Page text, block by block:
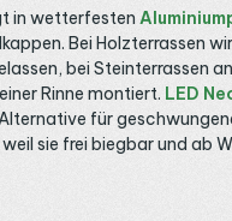
geschützten
IP65, wählbar über den
auf Anfrage IP67 und IP68.
passende LED Kabel und
LED Klemmen und
Längen und vorkonfektionierte
Anfrage möglich. Bei Fragen
und Steuerung beraten wir
E-Mail oder über WhatsApp.
in wetterfesten
Bei Holzterrassen
bei Steinterrassen
Rinne montiert. LED
für
sie frei biegbar und ab